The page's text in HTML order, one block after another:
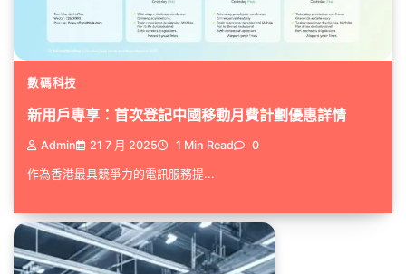
數碼科技
新用戶專享：首次登記中國移動月費計劃優惠詳情
Admin 21 7 月 2025 1 Min Read 0
作為香港最具競爭力的電訊服務提...